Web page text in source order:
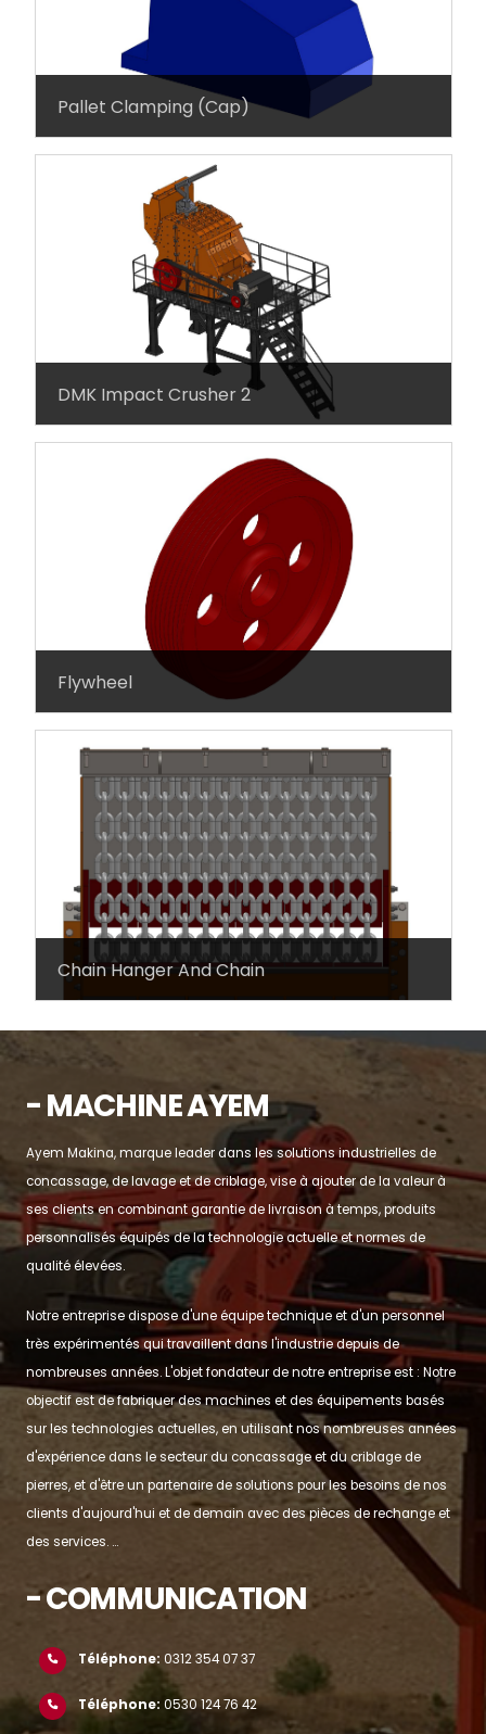
Pallet Clamping (Cap)
DMK Impact Crusher 2
Flywheel
Chain Hanger And Chain
- MACHINE AYEM
Ayem Makina, marque leader dans les solutions industrielles de
concassage, de lavage et de criblage, vise à ajouter de la valeur à
ses clients en combinant garantie de livraison à temps, produits
personnalisés équipés de la technologie actuelle et normes de
qualité élevées.
Notre entreprise dispose d'une équipe technique et d'un personnel
très expérimentés qui travaillent dans l'industrie depuis de
nombreuses années. L'objet fondateur de notre entreprise est : Notre
objectif est de fabriquer des machines et des équipements basés
sur les technologies actuelles, en utilisant nos nombreuses années
d'expérience dans le secteur du concassage et du criblage de
pierres, et d'être un partenaire de solutions pour les besoins de nos
clients d'aujourd'hui et de demain avec des pièces de rechange et
des services. ...
- COMMUNICATION
Téléphone: 0312 354 07 37
Téléphone: 0530 124 76 42